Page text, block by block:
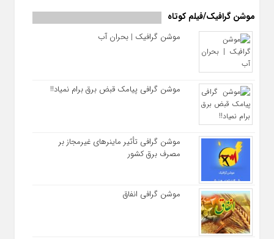
موشن گرافیک/فیلم کوتاه
موشن گرافیک | بحران آب
موشن گرافی پیامک قبض برق برام نمیاد!!
موشن گرافی تأثیر ماینرهای غیرمجاز بر
مصرف برق کشور
موشن گرافی انفاق